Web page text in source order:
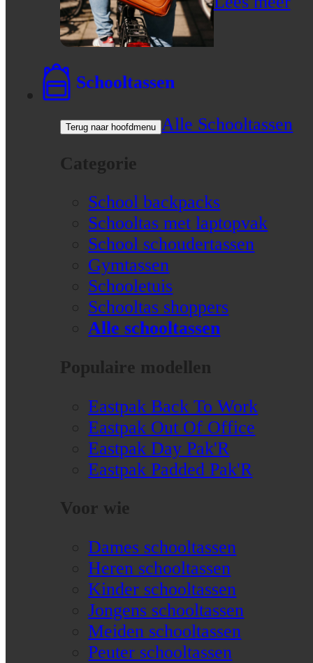
Schooltassen
Terug naar hoofdmenu Alle Schooltassen
Categorie
School backpacks
Schooltas met laptopvak
School schoudertassen
Gymtassen
Schooletuis
Schooltas shoppers
Alle schooltassen
Populaire modellen
Eastpak Back To Work
Eastpak Out Of Office
Eastpak Day Pak'R
Eastpak Padded Pak'R
Voor wie
Dames schooltassen
Heren schooltassen
Kinder schooltassen
Jongens schooltassen
Meiden schooltassen
Peuter schooltassen